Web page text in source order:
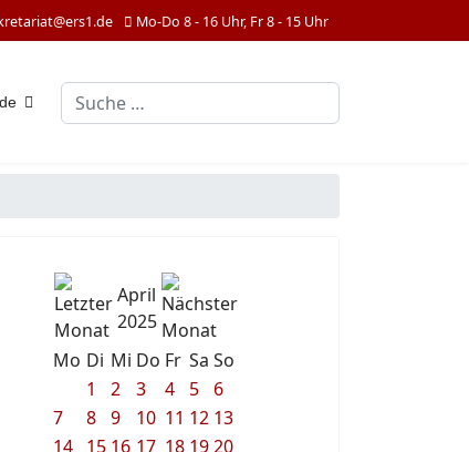
Mo-Do 8 - 16 Uhr, Fr 8 - 15 Uhr
Suchen
April
2025
Mo Di Mi Do Fr Sa So
1
2 3 4 5
6
7
8 9 10 11 12 13
14 15 16 17 18 1920